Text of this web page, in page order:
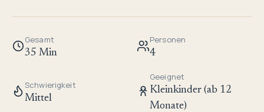
Gesamt
35 Min
Personen
4
Schwierigkeit
Mittel
Geeignet
Kleinkinder (ab 12
Monate)